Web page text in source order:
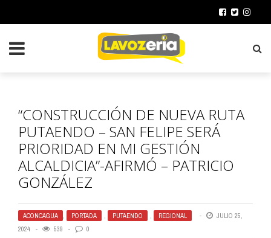
“CONSTRUCCIÓN DE NUEVA RUTA
PUTAENDO – SAN FELIPE SERÁ
PRIORIDAD EN MI GESTIÓN
ALCALDICIA”-AFIRMÓ – PATRICIO
GONZÁLEZ
ACONCAGUA , PORTADA , PUTAENDO , REGIONAL
JULIO 25,
2024
539 0